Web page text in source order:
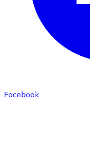
Facebook